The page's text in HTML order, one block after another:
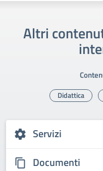
Altri
Didattica
Servizi
Documenti